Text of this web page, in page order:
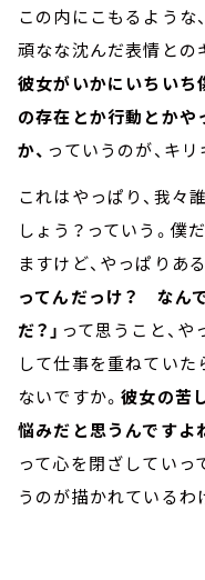
この内にこもるような
頑なな沈んだ表情との
彼女がいかにいちいち
の存在とか行動とかや
か、 っていうのが、キ
これはやっぱり、我々
しょう？っていう。僕
ますけど、やっぱりある
ってんだっけ？ なん
だ？」 って思うこと、
して仕事を重ねていた
ないですか。彼女の苦
悩みだと思うんですよ
って心を閉ざしていっ
うのが描かれているわ